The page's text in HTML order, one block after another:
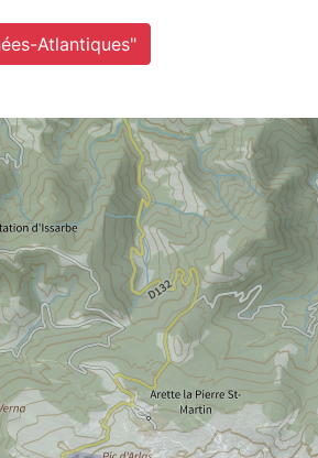
Atlantiques"